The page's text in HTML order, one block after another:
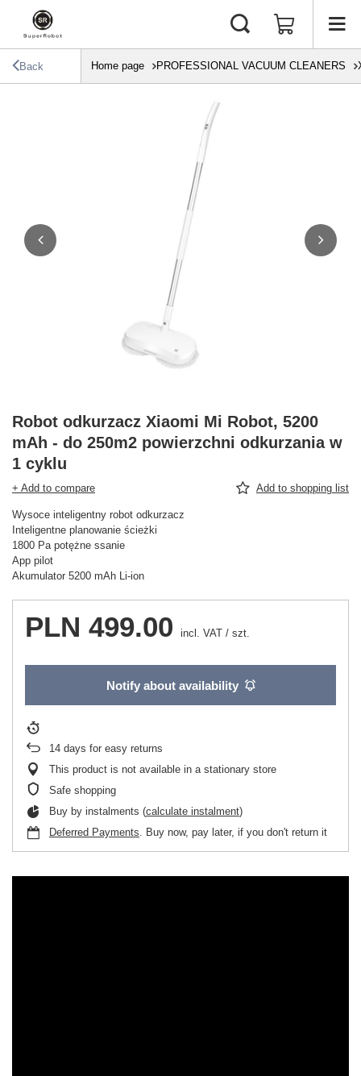
Back Home page PROFESSIONAL VACUUM CLEANERS
Robot odkurzacz Xiaomi Mi Robot, 5200
mAh - do 250m2 powierzchni odkurzania w
1 cyklu
+ Add to compare Add to shopping list
Wysoce inteligentny robot odkurzacz
Inteligentne planowanie ścieżki
1800 Pa potężne ssanie
App pilot
Akumulator 5200 mAh Li-ion
PLN 499.00 incl. VAT / szt.
Notify about availability
14 days for easy returns
This product is not available in a stationary store
Safe shopping
Buy by instalments (calculate instalment)
Deferred Payments. Buy now, pay later, if you don't return it